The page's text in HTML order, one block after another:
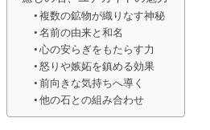
複数の鉱物が織りなす神秘
名前の由来と和名
心の安らぎをもたらす力
怒りや嫉妬を鎮める効果
前向きな気持ちへ導く
他の石との組み合わせ